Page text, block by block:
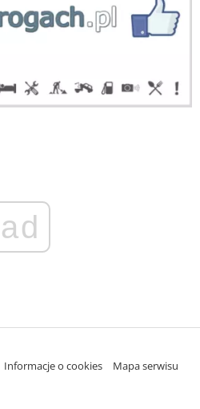
ad
Informacje o cookies
Mapa serwisu